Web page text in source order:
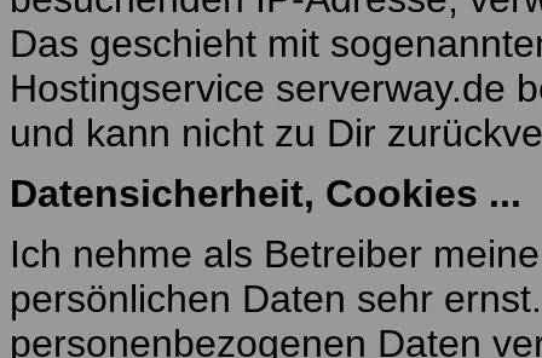
Das geschieht mit
Hostingservice serverway.de
und kann nicht zu Dir
Datensicherheit, Cookies ...
Ich nehme als Betreiber
persönlichen Daten sehr
personenbezogenen Daten